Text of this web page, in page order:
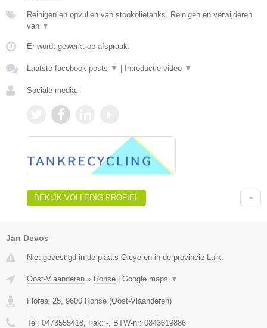
Reinigen en opvullen van stookolietanks, Reinigen en verwijderen
van ▼
Er wordt gewerkt op afspraak.
Laatste facebook posts ▼ | Introductie video ▼
Sociale media:
BEKIJK VOLLEDIG PROFIEL
Jan Devos
Niet gevestigd in de plaats Oleye en in de provincie Luik.
Oost-Vlaanderen » Ronse Google maps ▼
Floreal 25 9600 Ronse (Oost-Vlaanderen)
Tel: 0473555418 , Fax: - , BTW-nr: 0843619886